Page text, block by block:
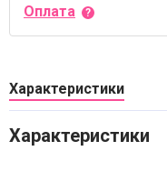
Оплата
Характеристики
Характеристики